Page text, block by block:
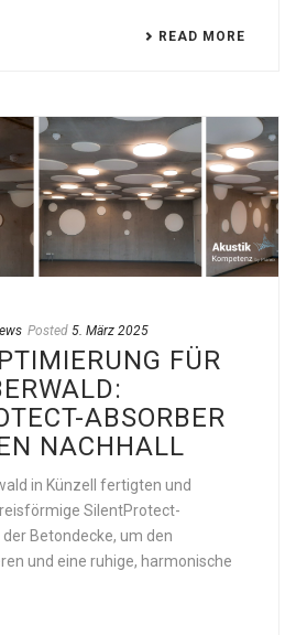
READ MORE
Posted 5. März 2025
FÜR
ABSORBER
NACHHALL
in Künzell fertigten und
SilentProtect-
Betondecke, um den
und eine ruhige, harmonische